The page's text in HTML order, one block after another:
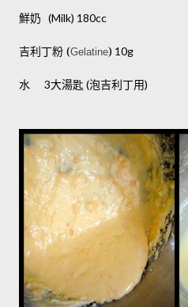
鮮奶 (Milk) 180cc
吉利丁粉 (Gelatine) 10g
水 3大湯匙 (泡吉利丁用)